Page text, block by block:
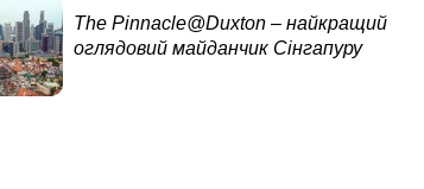
The Pinnacle@Duxton – найкращий
оглядовий майданчик Сінгапуру